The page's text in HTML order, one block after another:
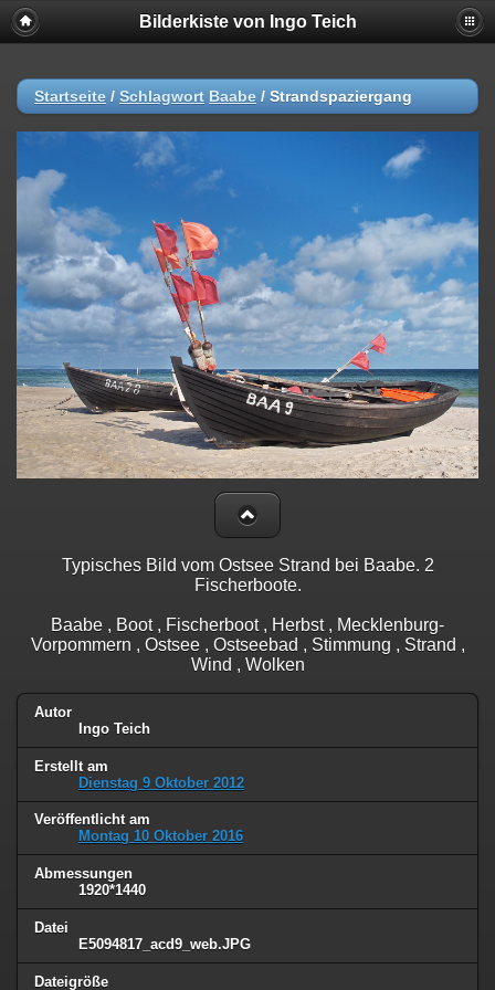
Bilderkiste von Ingo Teich
Startseite / Schlagwort Baabe / Strandspaziergang
Typisches Bild vom Ostsee Strand bei Baabe. 2
Fischerboote.
Baabe , Boot , Fischerboot , Herbst , Mecklenburg-
Vorpommern , Ostsee , Ostseebad , Stimmung , Strand ,
Wind , Wolken
Autor
Ingo Teich
Erstellt am
Dienstag 9 Oktober 2012
Veröffentlicht am
Montag 10 Oktober 2016
Abmessungen
1920*1440
Datei
E5094817_acd9_web.JPG
Dateigröße